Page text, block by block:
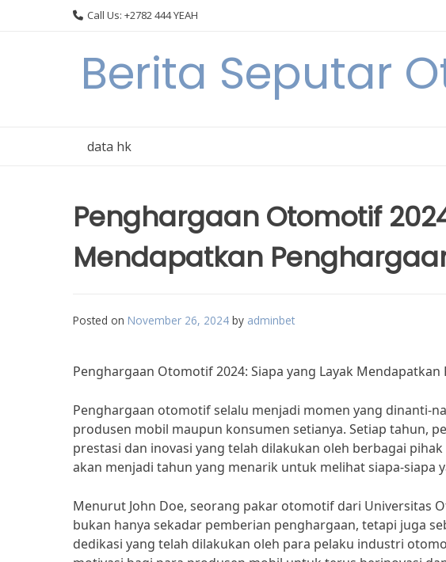
Call Us: +2782 444 YEAH
Berita Seputar
data hk
Penghargaan Otomotif
Mendapatkan
Posted on November 26, 2024 by adminbet
Penghargaan Otomotif 2024: Siapa yang Layak Mendapatkan
Penghargaan otomotif selalu menjadi momen yang dinanti-
produsen mobil maupun konsumen setianya. Setiap tahun,
prestasi dan inovasi yang telah dilakukan oleh berbagai
akan menjadi tahun yang menarik untuk melihat siapa-
Menurut John Doe, seorang pakar otomotif dari Universitas
bukan hanya sekadar pemberian penghargaan, tetapi juga
dedikasi yang telah dilakukan oleh para pelaku industri